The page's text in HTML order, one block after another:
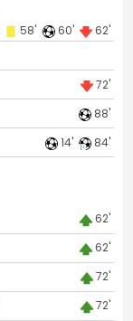
58' 60' 62'
72'
88'
14' 84'
62'
62'
72'
72'